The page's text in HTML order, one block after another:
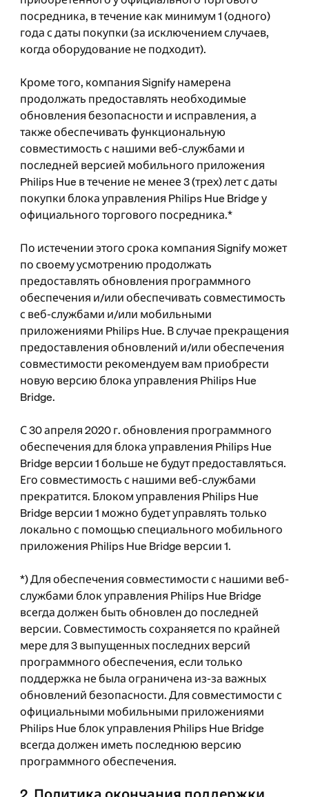
посредника, в течение как минимум 1 (одного)
года с даты покупки (за исключением случаев,
когда оборудование не подходит).
Кроме того, компания Signify намерена
продолжать предоставлять необходимые
обновления безопасности и исправления, а
также обеспечивать функциональную
совместимость с нашими веб-службами и
последней версией мобильного приложения
Philips Hue в течение не менее 3 (трех) лет с даты
покупки блока управления Philips Hue Bridge у
официального торгового посредника.*
По истечении этого срока компания Signify может
по своему усмотрению продолжать
предоставлять обновления программного
обеспечения и/или обеспечивать совместимость
с веб-службами и/или мобильными
приложениями Philips Hue. В случае прекращения
предоставления обновлений и/или обеспечения
совместимости рекомендуем вам приобрести
новую версию блока управления Philips Hue
Bridge.
С 30 апреля 2020 г. обновления программного
обеспечения для блока управления Philips Hue
Bridge версии 1 больше не будут предоставляться.
Его совместимость с нашими веб-службами
прекратится. Блоком управления Philips Hue
Bridge версии 1 можно будет управлять только
локально с помощью специального мобильного
приложения Philips Hue Bridge версии 1.
*) Для обеспечения совместимости с нашими веб-
службами блок управления Philips Hue Bridge
всегда должен быть обновлен до последней
версии. Совместимость сохраняется по крайней
мере для 3 выпущенных последних версий
программного обеспечения, если только
поддержка не была ограничена из-за важных
обновлений безопасности. Для совместимости с
официальными мобильными приложениями
Philips Hue блок управления Philips Hue Bridge
всегда должен иметь последнюю версию
программного обеспечения.